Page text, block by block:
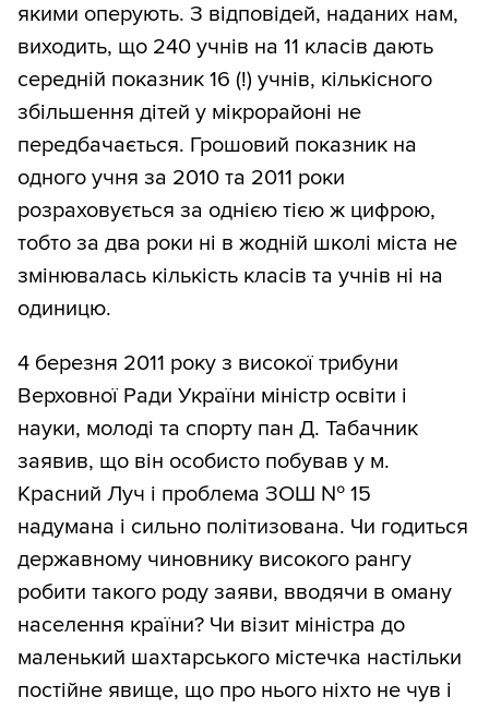
якими оперують. З відповідей, наданих нам,
виходить, що 240 учнів на 11 класів дають
середній показник 16 (!) учнів, кількісного
збільшення дітей у мікрорайоні не
передбачається. Грошовий показник на
одного учня за 2010 та 2011 роки
розраховується за однією тією ж цифрою,
тобто за два роки ні в жодній школі міста не
змінювалась кількість класів та учнів ні на
одиницю.
4 березня 2011 року з високої трибуни
Верховної Ради України міністр освіти і
науки, молоді та спорту пан Д. Табачник
заявив, що він особисто побував у м.
Красний Луч і проблема ЗОШ № 15
надумана і сильно політизована. Чи годиться
державному чиновнику високого рангу
робити такого роду заяви, вводячи в оману
населення країни? Чи візит міністра до
маленький шахтарського містечка настільки
постійне явище, що про нього ніхто не чув і